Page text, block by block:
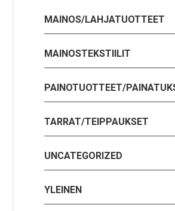
MAINOS/LAHJATUOTTEET
MAINOSTEKSTIILIT
PAINOTUOTTEET/
TARRAT/TEIPPAUKSET
UNCATEGORIZED
YLEINEN